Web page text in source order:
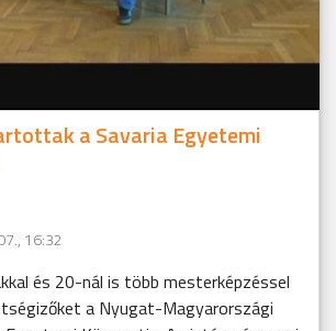
a Savaria Egyetemi
16:32
és 20-nál is több mesterképzéssel
a Nyugat-Magyarországi